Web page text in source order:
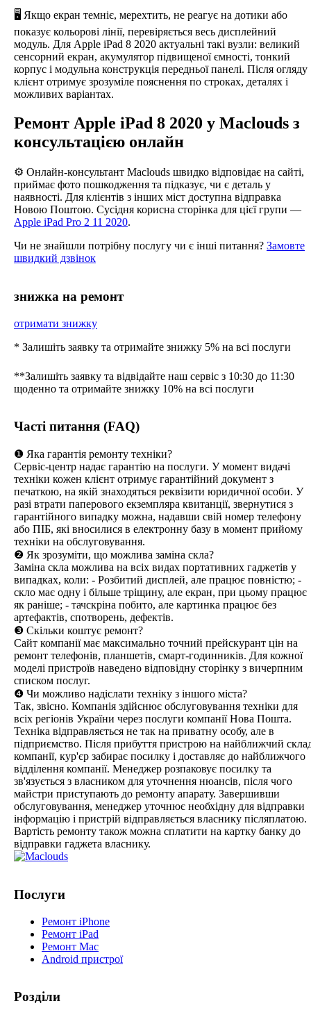
🖥️ Якщо екран темніє, мерехтить, не реагує на дотики або
показує кольорові лінії, перевіряється весь дисплейний
модуль. Для Apple iPad 8 2020 актуальні такі вузли: великий
сенсорний екран, акумулятор підвищеної ємності, тонкий
корпус і модульна конструкція передньої панелі. Після огляду
клієнт отримує зрозуміле пояснення по строках, деталях і
можливих варіантах.
Ремонт Apple iPad 8 2020 у Maclouds з
консультацією онлайн
⚙️ Онлайн-консультант Maclouds швидко відповідає на сайті,
приймає фото пошкодження та підказує, чи є деталь у
наявності. Для клієнтів з інших міст доступна відправка
Новою Поштою. Сусідня корисна сторінка для цієї групи —
Apple iPad Pro 2 11 2020.
Чи не знайшли потрібну послугу чи є інші питання? Замовте
швидкий дзвінок
знижка на ремонт
отримати знижку
* Залишіть заявку та отримайте знижку 5% на всі послуги
**Залишіть заявку та відвідайте наш сервіс з 10:30 до 11:30
щоденно та отримайте знижку 10% на всі послуги
Часті питання (FAQ)
❶ Яка гарантія ремонту техніки?
Сервіс-центр надає гарантію на послуги. У момент видачі
техніки кожен клієнт отримує гарантійний документ з
печаткою, на якій знаходяться реквізити юридичної особи. У
разі втрати паперового екземпляра квитанції, звернутися з
гарантійного випадку можна, надавши свій номер телефону
або ПІБ, які вносилися в електронну базу в момент прийому
техніки на обслуговування.
❷ Як зрозуміти, що можлива заміна скла?
Заміна скла можлива на всіх видах портативних гаджетів у
випадках, коли: - Розбитий дисплей, але працює повністю; -
скло має одну і більше тріщину, але екран, при цьому працює
як раніше; - тачскріна побито, але картинка працює без
артефактів, спотворень, дефектів.
❸ Скільки коштує ремонт?
Сайт компанії має максимально точний прейскурант цін на
ремонт телефонів, планшетів, смарт-годинників. Для кожної
моделі пристроїв наведено відповідну сторінку з вичерпним
списком послуг.
❹ Чи можливо надіслати техніку з іншого міста?
Так, звісно. Компанія здійснює обслуговування техніки для
всіх регіонів України через послуги компанії Нова Пошта.
Техніка відправляється не так на приватну особу, але в
підприємство. Після прибуття пристрою на найближчий
компанії, кур'єр забирає посилку і доставляє до найближчого
відділення компанії. Менеджер розпаковує посилку та
зв'язується з власником для уточнення нюансів, після чого
майстри приступають до ремонту апарату. Завершивши
обслуговування, менеджер уточнює необхідну для відправки
інформацію і пристрій відправляється власнику післяплатою.
Вартість ремонту також можна сплатити на картку банку до
відправки гаджета власнику.
Послуги
Ремонт iPhone
Ремонт iPad
Ремонт Mac
Android пристрої
Розділи